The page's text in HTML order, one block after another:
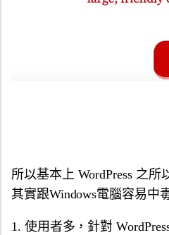
所以基本上 WordPress 之
其實跟Windows電腦容易中
1. 使用者多，針對